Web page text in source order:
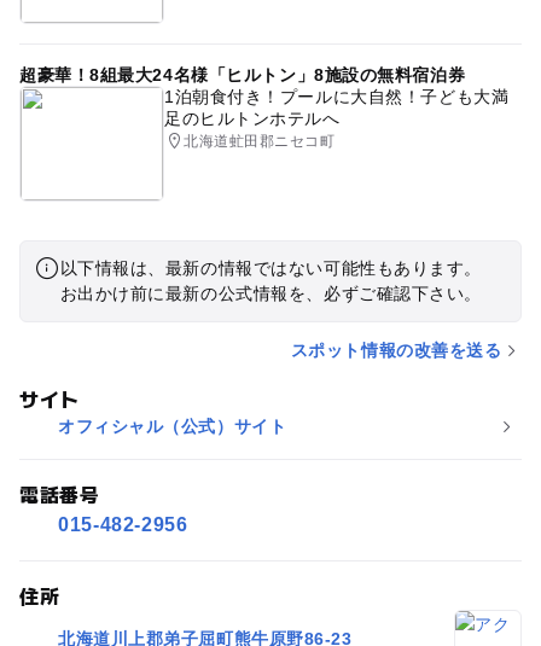
超豪華！8組最大24名様「ヒルトン」8施設の無料宿泊券
1泊朝食付き！プールに大自然！子ども大満
足のヒルトンホテルへ
北海道虻田郡ニセコ町
以下情報は、最新の情報ではない可能性もあります。
お出かけ前に最新の公式情報を、必ずご確認下さい。
スポット情報の改善を送る
サイト
オフィシャル（公式）サイト
電話番号
015-482-2956
住所
北海道川上郡弟子屈町熊牛原野86-23